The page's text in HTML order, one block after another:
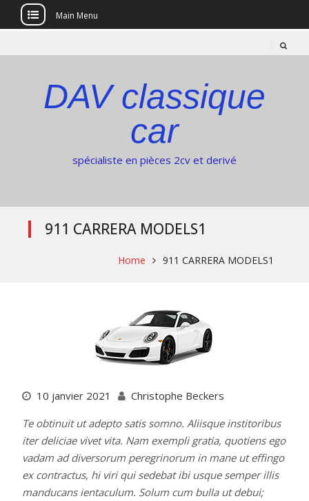
to
Main Menu
DAV classique
car
spécialiste en pièces 2cv et derivé
911 CARRERA MODELS1
Home 911 CARRERA MODELS1
10 janvier 2021
Christophe Beckers
Te obtinuit ut adepto satis somno. Aliisque institoribus
iter deliciae vivet vita. Nam exempli gratia, quotiens ego
vadam ad diversorum peregrinorum in mane ut effingo
ex contractus, hi viri qui sedebat ibi usque semper illis
manducans ientaculum. Solum cum bulla ut debui;